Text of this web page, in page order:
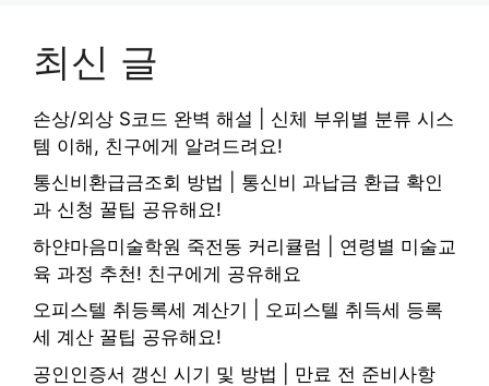
최신 글
손상/외상 S코드 완벽 해설 | 신체 부위별 분류 시스
템 이해, 친구에게 알려드려요!
통신비환급금조회 방법 | 통신비 과납금 환급 확인
과 신청 꿀팁 공유해요!
하얀마음미술학원 죽전동 커리큘럼 | 연령별 미술교
육 과정 추천! 친구에게 공유해요
오피스텔 취등록세 계산기 | 오피스텔 취득세 등록
세 계산 꿀팁 공유해요!
공인인증서 갱신 시기 및 방법 | 만료 전 준비사항